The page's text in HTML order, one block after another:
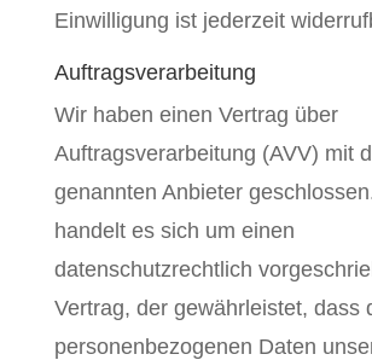
Einwilligung ist jederzeit
Auftragsverarbeitung
Wir haben einen Vertrag über
Auftragsverarbeitung (AVV) mit
genannten Anbieter
handelt es sich um einen
datenschutzrechtlich
Vertrag, der gewährleistet, dass
personenbezogenen Daten